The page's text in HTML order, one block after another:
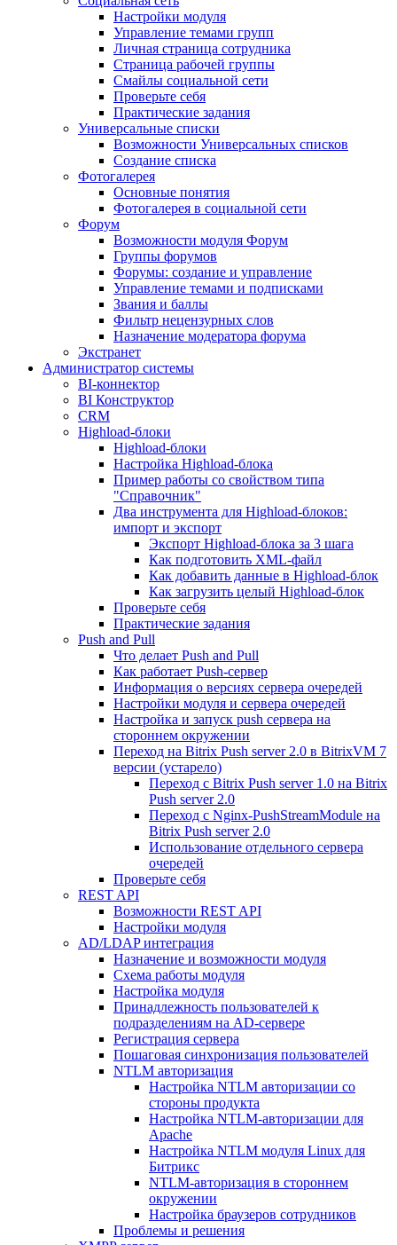
Настройки модуля
Управление темами групп
Личная страница сотрудника
Страница рабочей группы
Смайлы социальной сети
Проверьте себя
Практические задания
Универсальные списки
Возможности Универсальных списков
Создание списка
Фотогалерея
Основные понятия
Фотогалерея в социальной сети
Форум
Возможности модуля Форум
Группы форумов
Форумы: создание и управление
Управление темами и подписками
Звания и баллы
Фильтр нецензурных слов
Назначение модератора форума
Экстранет
Администратор системы
BI-коннектор
BI Конструктор
CRM
Highload-блоки
Highload-блоки
Настройка Highload-блока
Пример работы со свойством типа
"Справочник"
Два инструмента для Highload-блоков:
импорт и экспорт
Экспорт Highload-блока за 3 шага
Как подготовить XML-файл
Как добавить данные в Highload-блок
Как загрузить целый Highload-блок
Проверьте себя
Практические задания
Push and Pull
Что делает Push and Pull
Как работает Push-сервер
Информация о версиях сервера очередей
Настройки модуля и сервера очередей
Настройка и запуск push сервера на
стороннем окружении
Переход на Bitrix Push server 2.0 в BitrixVM 7
версии (устарело)
Переход с Bitrix Push server 1.0 на Bitrix
Push server 2.0
Переход с Nginx-PushStreamModule на
Bitrix Push server 2.0
Использование отдельного сервера
очередей
Проверьте себя
REST API
Возможности REST API
Настройки модуля
AD/LDAP интеграция
Назначение и возможности модуля
Схема работы модуля
Настройка модуля
Принадлежность пользователей к
подразделениям на AD-сервере
Регистрация сервера
Пошаговая синхронизация пользователей
NTLM авторизация
Настройка NTLM авторизации со
стороны продукта
Настройка NTLM-авторизации для
Apache
Настройка NTLM модуля Linux для
Битрикс
NTLM-авторизация в стороннем
окружении
Настройка браузеров сотрудников
Проблемы и решения